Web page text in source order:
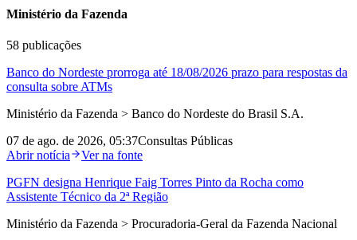
Ministério da Fazenda
58 publicações
Banco do Nordeste prorroga até 18/08/2026 prazo para respostas da
consulta sobre ATMs
Ministério da Fazenda > Banco do Nordeste do Brasil S.A.
07 de ago. de 2026, 05:37Consultas Públicas
Abrir notícia
Ver na fonte
PGFN designa Henrique Faig Torres Pinto da Rocha como
Assistente Técnico da 2ª Região
Ministério da Fazenda > Procuradoria-Geral da Fazenda Nacional